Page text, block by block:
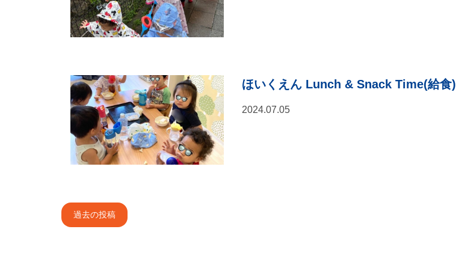
ほいくえん Lunch & Snack Time(給食)
2024.07.05
投過去の投稿